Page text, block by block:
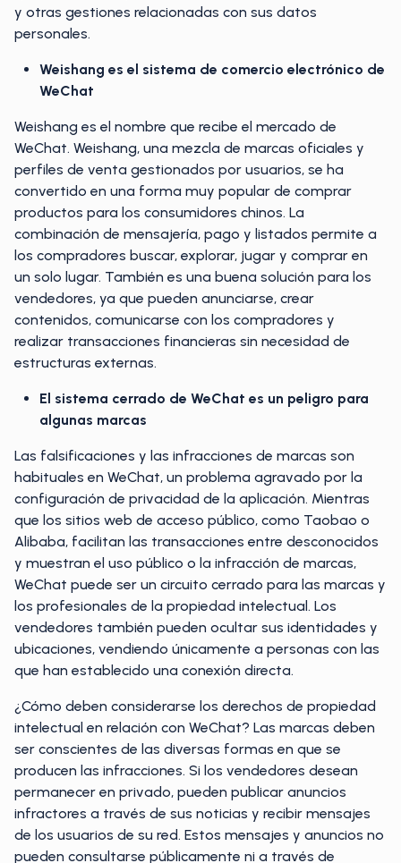
y otras gestiones relacionadas con sus datos
personales.
Weishang es el sistema de comercio electrónico de
WeChat
Weishang es el nombre que recibe el mercado de
WeChat. Weishang, una mezcla de marcas oficiales y
perfiles de venta gestionados por usuarios, se ha
convertido en una forma muy popular de comprar
productos para los consumidores chinos. La
combinación de mensajería, pago y listados permite a
los compradores buscar, explorar, jugar y comprar en
un solo lugar. También es una buena solución para los
vendedores, ya que pueden anunciarse, crear
contenidos, comunicarse con los compradores y
realizar transacciones financieras sin necesidad de
estructuras externas.
El sistema cerrado de WeChat es un peligro para
algunas marcas
Las falsificaciones y las infracciones de marcas son
habituales en WeChat, un problema agravado por la
configuración de privacidad de la aplicación. Mientras
que los sitios web de acceso público, como Taobao o
Alibaba, facilitan las transacciones entre desconocidos
y muestran el uso público o la infracción de marcas,
WeChat puede ser un circuito cerrado para las marcas y
los profesionales de la propiedad intelectual. Los
vendedores también pueden ocultar sus identidades y
ubicaciones, vendiendo únicamente a personas con las
que han establecido una conexión directa.
¿Cómo deben considerarse los derechos de propiedad
intelectual en relación con WeChat? Las marcas deben
ser conscientes de las diversas formas en que se
producen las infracciones. Si los vendedores desean
permanecer en privado, pueden publicar anuncios
infractores a través de sus noticias y recibir mensajes
de los usuarios de su red. Estos mensajes y anuncios no
pueden consultarse públicamente ni a través de